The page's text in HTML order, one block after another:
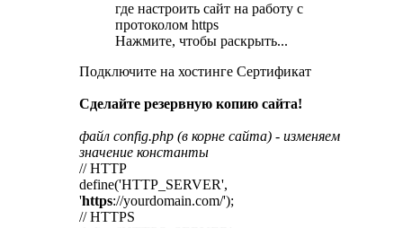
где настроить сайт на работу с
протоколом https
Нажмите, чтобы раскрыть...
Подключите на хостинге Сертификат
Сделайте резервную копию сайта!
файл config.php (в корне сайта) - изменяем
значение константы
// HTTP
define('HTTP_SERVER',
'https://yourdomain.com/');
// HTTPS